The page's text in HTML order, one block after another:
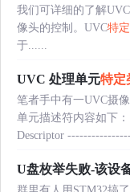
我们可详细的了解
像头的控制。UVC特
于......
UVC 处理单元特定
笔者手中有一UVC摄
单元描述符内容如下
Descriptor
U盘枚举失败-该设